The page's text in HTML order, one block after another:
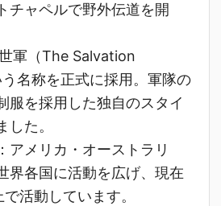
チャペルで野外伝道を開
世軍（The Salvation
名称を正式に採用。軍隊の
服を採用した独自のスタイ
した。
：アメリカ・オーストラリ
界各国に活動を広げ、現在
活動しています。